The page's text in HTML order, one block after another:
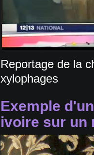
Reportage de la
xylophages
Exemple
ivoire sur un